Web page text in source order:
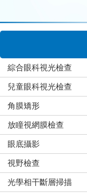
鏡
綜合眼科視光檢查
兒童眼科視光檢查
角膜矯形
放瞳視網膜檢查
眼底攝影
視野檢查
光學相干斷層掃描
老花漸進
理論上，任何年齡人
但眼睛的淚水會隨著
適，因而令你對隱形
其實只要選擇合適的